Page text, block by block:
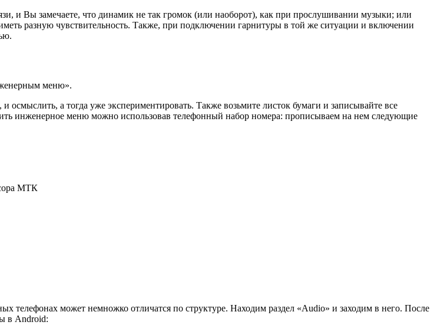
и Вы замечаете, что динамик не так громок (или наоборот), как при прослушивании музыки; или
разную чувствительность. Также, при подключении гарнитуры в той же ситуации и включении
меню».
а тогда уже экспериментировать. Также возьмите листок бумаги и записывайте все
инженерное меню можно использовав телефонный набор номера: прописываем на нем следующие
МТК
может немножко отличатся по структуре. Находим раздел «Audio» и заходим в него. После
в Android: